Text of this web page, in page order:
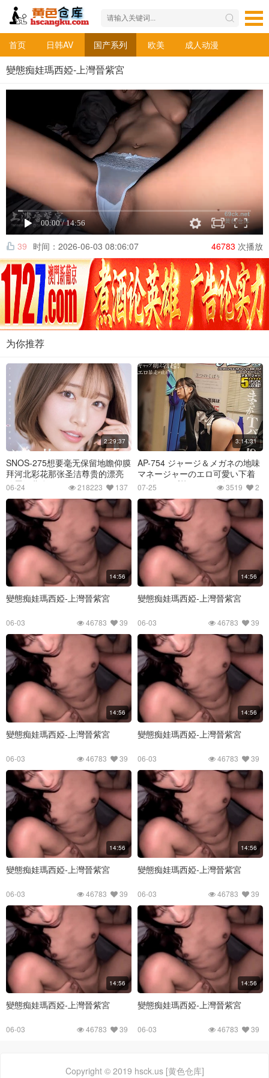
首页 日韩AV 国产系列 欧美 成人动漫
變態痴娃瑪西婭-上灣晉紫宮
46783 次播放
时间：2026-06-03 08:06:07
39
为你推荐
2:29:37
SNOS-275想要毫无保留地瞻仰膜
拜河北彩花那张圣洁尊贵的漂亮
脸蛋河北彩
137
218223
06-24
3:14:31
AP-754 ジャージ＆メガネの地味
マネージャーのエロ可愛い下着
にギャップ萌えフル勃起！メガ
えを偶然見てしまったボ
2
3519
07-25
14:56
變態痴娃瑪西婭-上灣晉紫宮
39
46783
06-03
14:56
變態痴娃瑪西婭-上灣晉紫宮
39
46783
06-03
14:56
變態痴娃瑪西婭-上灣晉紫宮
39
46783
06-03
14:56
變態痴娃瑪西婭-上灣晉紫宮
39
46783
06-03
14:56
變態痴娃瑪西婭-上灣晉紫宮
39
46783
06-03
14:56
變態痴娃瑪西婭-上灣晉紫宮
39
46783
06-03
14:56
變態痴娃瑪西婭-上灣晉紫宮
39
46783
06-03
14:56
變態痴娃瑪西婭-上灣晉紫宮
39
46783
06-03
Copyright © 2019 hsck.us [黄色仓库]